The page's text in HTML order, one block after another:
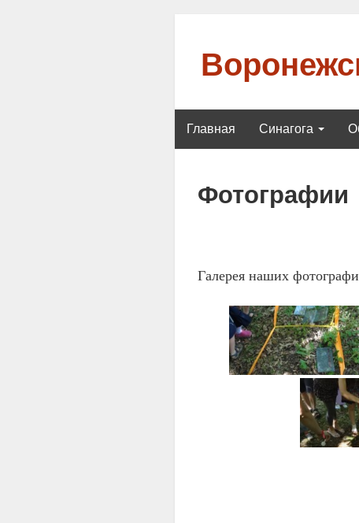
Главная Синагога
Фотографии
Галерея наших